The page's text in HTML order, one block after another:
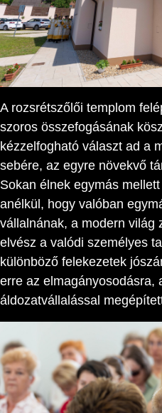
A rozsrétszőlői templom
szoros összefogásának
kézzelfogható választ ad a
sebére, az egyre növekvő
Sokan élnek egymás
anélkül, hogy valóban
vállalnának, a modern világ
elvész a valódi személyes
különböző felekezetek
erre az elmagányosodásra,
áldozatvállalással